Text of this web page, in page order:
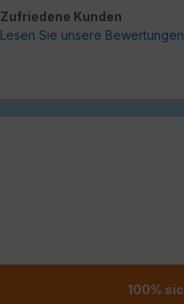
Zufriedene Kunden
Lesen Sie unsere
100%